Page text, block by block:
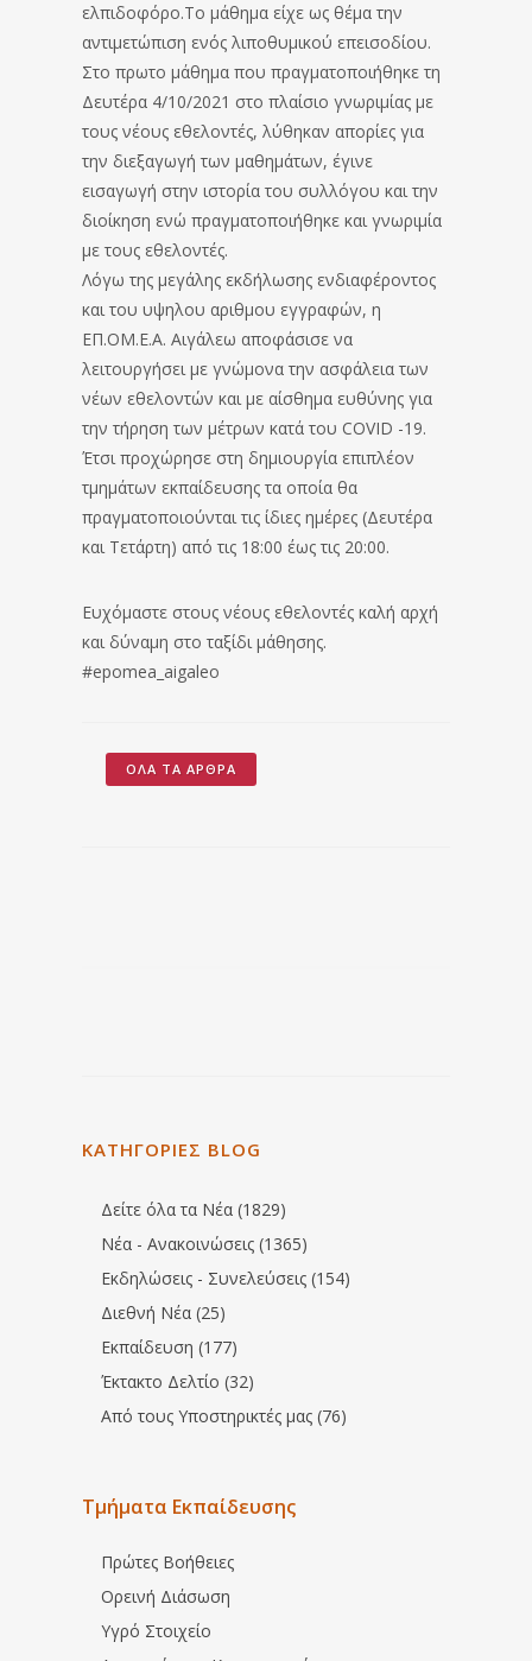
ελπιδοφόρο.Το μάθημα είχε ως θέμα την
αντιμετώπιση ενός λιποθυμικού επεισοδίου.
Στο πρωτο μάθημα που πραγματοποιήθηκε τη
Δευτέρα 4/10/2021 στο πλαίσιο γνωριμίας με
τους νέους εθελοντές, λύθηκαν απορίες για
την διεξαγωγή των μαθημάτων, έγινε
εισαγωγή στην ιστορία του συλλόγου και την
διοίκηση ενώ πραγματοποιήθηκε και γνωριμία
με τους εθελοντές.
Λόγω της μεγάλης εκδήλωσης ενδιαφέροντος
και του υψηλου αριθμου εγγραφών, η
ΕΠ.ΟΜ.Ε.Α. Αιγάλεω αποφάσισε να
λειτουργήσει με γνώμονα την ασφάλεια των
νέων εθελοντών και με αίσθημα ευθύνης για
την τήρηση των μέτρων κατά του COVID -19.
Έτσι προχώρησε στη δημιουργία επιπλέον
τμημάτων εκπαίδευσης τα οποία θα
πραγματοποιούνται τις ίδιες ημέρες (Δευτέρα
και Τετάρτη) από τις 18:00 έως τις 20:00.
Ευχόμαστε στους νέους εθελοντές καλή αρχή
και δύναμη στο ταξίδι μάθησης.
#epomea_aigaleo
ΌΛΑ ΤΑ ΆΡΘΡΑ
ΚΑΤΗΓΟΡΙΕΣ BLOG
Δείτε όλα τα Νέα (1829)
Νέα - Ανακοινώσεις (1365)
Εκδηλώσεις - Συνελεύσεις (154)
Διεθνή Νέα (25)
Εκπαίδευση (177)
Έκτακτο Δελτίο (32)
Από τους Υποστηρικτές μας (76)
Τμήματα Εκπαίδευσης
Πρώτες Βοήθειες
Ορεινή Διάσωση
Υγρό Στοιχείο